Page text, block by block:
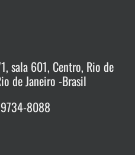
sala 601, Centro, Rio de
de Janeiro -Brasil
8088